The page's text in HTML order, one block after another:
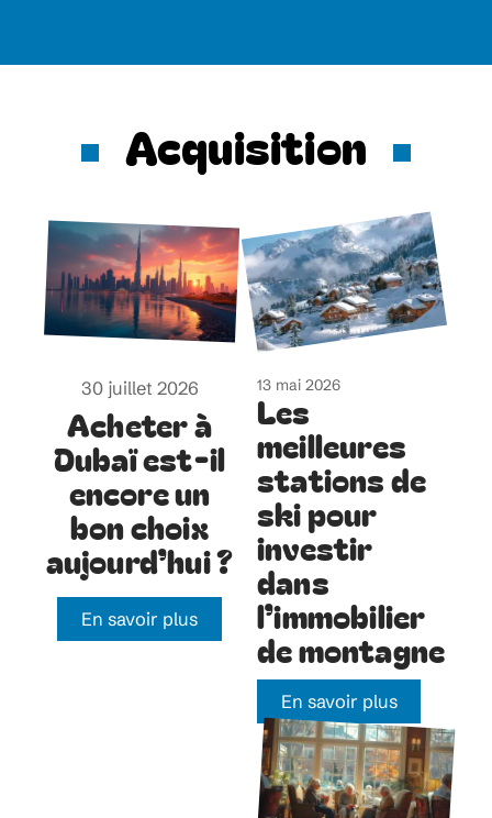
Acquisition
30 juillet 2026
Acheter à
Dubaï est-il
encore un
bon choix
aujourd’hui ?
En savoir plus
13 mai 2026
Les
meilleures
stations de
ski pour
investir
dans
l’immobilier
de montagne
En savoir plus